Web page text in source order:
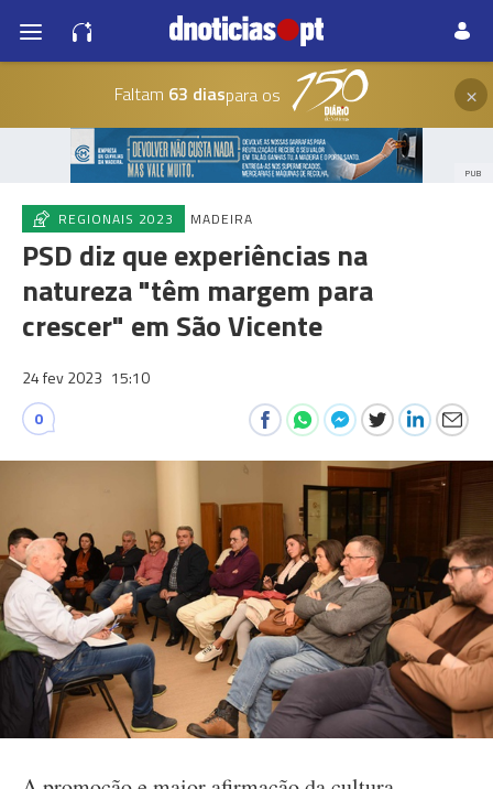
Faltam 63 diaspara os ×
PUB
REGIONAIS 2023 MADEIRA
PSD diz que experiências na
natureza "têm margem para
crescer" em São Vicente
24 fev 2023 15:10
0